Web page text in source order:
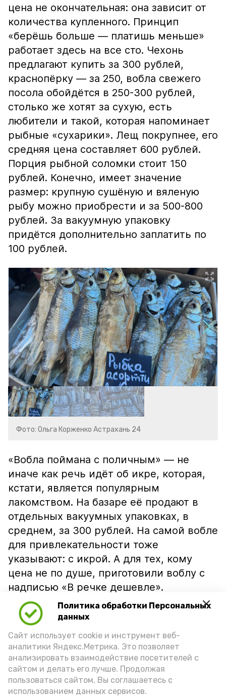
Политика обработки Персональных
данных
Сайт использует cookie и инструмент веб-
аналитики Яндекс.Метрика. Это позволяет
анализировать взаимодействие посетителей с
сайтом и делать его лучше. Продолжая
пользоваться сайтом, Вы соглашаетесь с
использованием данных сервисов.
цена не окончательная: она зависит от
количества купленного. Принцип
«берёшь больше — платишь меньше»
работает здесь на все сто. Чехонь
предлагают купить за 300 рублей,
краснопёрку — за 250, вобла свежего
посола обойдётся в 250-300 рублей,
столько же хотят за сухую, есть
любители и такой, которая напоминает
рыбные «сухарики». Лещ покрупнее, его
средняя цена составляет 600 рублей.
Порция рыбной соломки стоит 150
рублей. Конечно, имеет значение
размер: крупную сушёную и вяленую
рыбу можно приобрести и за 500-800
рублей. За вакуумную упаковку
придётся дополнительно заплатить по
100 рублей.
Фото: Ольга Корженко Астрахань 24
«Вобла поймана с поличным» — не
иначе как речь идёт об икре, которая,
кстати, является популярным
лакомством. На базаре её продают в
отдельных вакуумных упаковках, в
среднем, за 300 рублей. На самой вобле
для привлекательности тоже
указывают: с икрой. А для тех, кому
цена не по душе, приготовили воблу с
надписью «В речке дешевле».